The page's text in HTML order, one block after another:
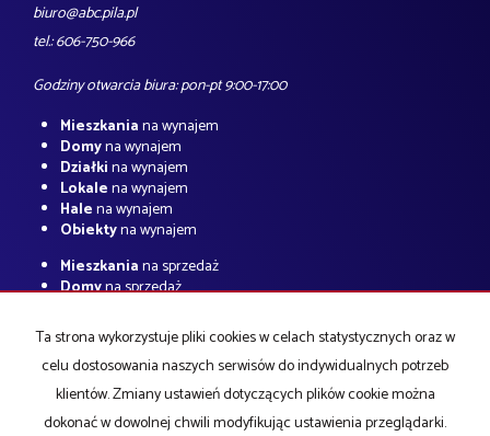
biuro@abc.pila.pl
tel.: 606-750-966
Godziny otwarcia biura: pon-pt 9:00-17:00
Mieszkaniana wynajem
Domyna wynajem
Działkina wynajem
Lokalena wynajem
Halena wynajem
Obiektyna wynajem
Mieszkaniana sprzedaż
Domyna sprzedaż
Lokalena sprzedaż
Halena sprzedaż
Obiektyna sprzedaż
Strona główna O firmie notatnik Kup Sprzedaj Kredyty Kontakt
Ta strona wykorzystuje pliki cookies w celach statystycznych oraz w
celu dostosowania naszych serwisów do indywidualnych potrzeb
klientów. Zmiany ustawień dotyczących plików cookie można
dokonać w dowolnej chwili modyfikując ustawienia przeglądarki.